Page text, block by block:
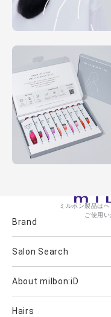
ミルボン製品は
ご使用
Brand
Aujua milbon
PJOLI
Salon Search
About milbon:iD
Hairs